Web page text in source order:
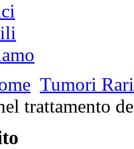
Tumori Rari
trattamento